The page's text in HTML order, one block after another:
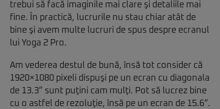
trebui să facă imaginile mai clare şi detaliile mai
fine. În practică, lucrurile nu stau chiar atât de
bine şi avem multe lucruri de spus despre ecranul
lui Yoga 2 Pro.
Am vederea destul de bună, însă tot consider că
1920×1080 pixeli dispuşi pe un ecran cu diagonala
de 13.3” sunt puţini cam mulţi. Pot să lucrez bine
cu o astfel de rezoluţie, însă pe un ecran de 15.6”.